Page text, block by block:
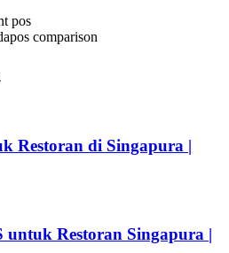
pos
pos comparison
Restoran di Singapura |
untuk Restoran Singapura |